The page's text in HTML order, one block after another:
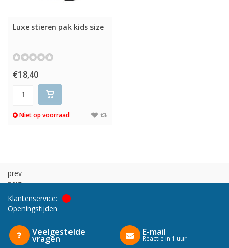
Luxe stieren pak kids size
€18,40
Niet op voorraad
prev
next
Klantenservice:
Openingstijden
Veelgestelde
vragen
E-mail
Reactie in 1 uur